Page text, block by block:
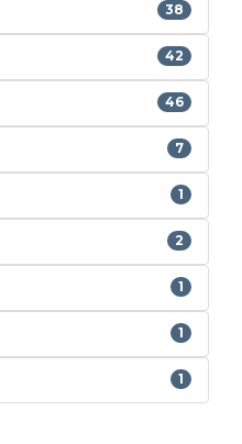
38
42
46
7
1
2
1
1
1